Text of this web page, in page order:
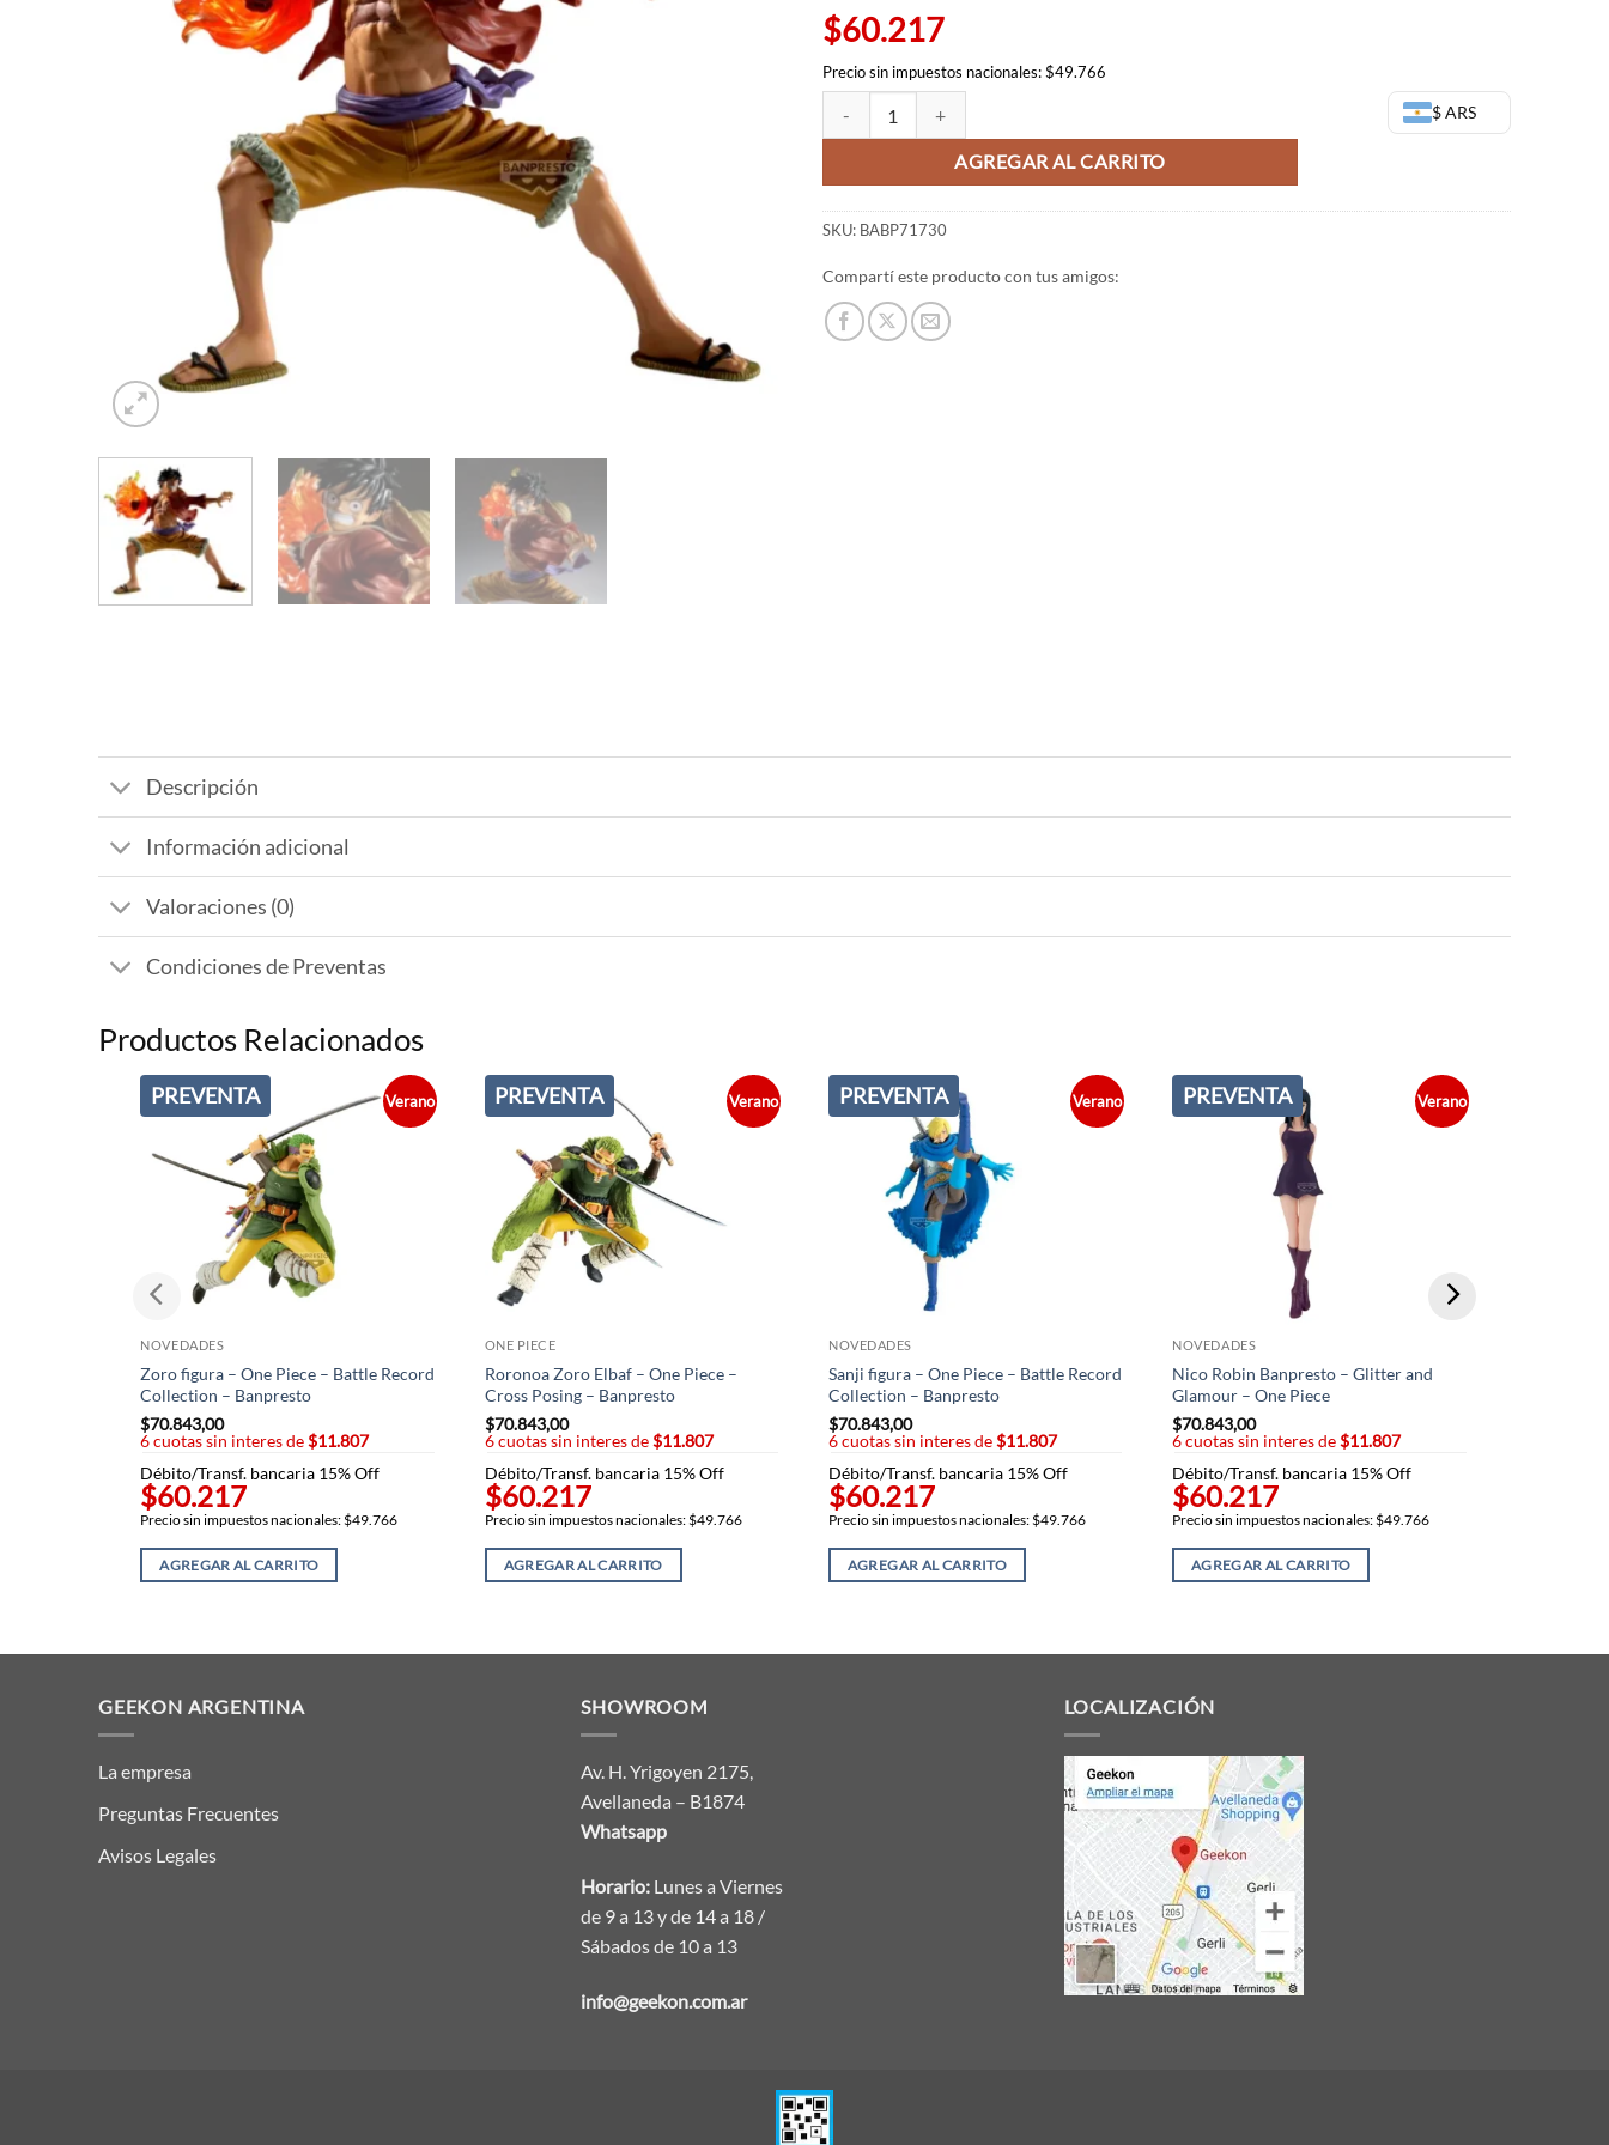
$60.217
Precio sin impuestos nacionales: $49.766
$ ARS
AGREGAR AL CARRITO
SKU: BABP71730
Compartí este producto con tus amigos:
Descripción
Información adicional
Valoraciones (0)
Condiciones de Preventas
Productos Relacionados
PREVENTA Verano
NOVEDADES
Zoro figura – One Piece – Battle Record
Collection – Banpresto
$70.843,00
6 cuotas sin interes de$11.807
Débito/Transf. bancaria 15% Off
$60.217
Precio sin impuestos nacionales: $49.766
AGREGAR AL CARRITO
PREVENTA Verano
ONE PIECE
Roronoa Zoro Elbaf – One Piece –
Cross Posing – Banpresto
$70.843,00
6 cuotas sin interes de$11.807
Débito/Transf. bancaria 15% Off
$60.217
Precio sin impuestos nacionales: $49.766
AGREGAR AL CARRITO
PREVENTA Verano
NOVEDADES
Sanji figura – One Piece – Battle Record
Collection – Banpresto
$70.843,00
6 cuotas sin interes de$11.807
Débito/Transf. bancaria 15% Off
$60.217
Precio sin impuestos nacionales: $49.766
AGREGAR AL CARRITO
PREVENTA Verano
NOVEDADES
Nico Robin Banpresto – Glitter and
Glamour – One Piece
$70.843,00
6 cuotas sin interes de$11.807
Débito/Transf. bancaria 15% Off
$60.217
Precio sin impuestos nacionales: $49.766
AGREGAR AL CARRITO
GEEKON ARGENTINA
La empresa
Preguntas Frecuentes
Avisos Legales
SHOWROOM
Av. H. Yrigoyen 2175,
Avellaneda – B1874
Whatsapp
Horario: Lunes a Viernes
de 9 a 13 y de 14 a 18 /
Sábados de 10 a 13
info@geekon.com.ar
LOCALIZACIÓN